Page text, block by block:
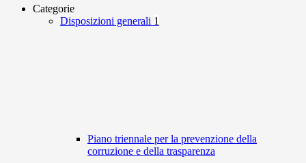
Categorie
Disposizioni generali 1
Piano triennale per la prevenzione della
corruzione e della trasparenza